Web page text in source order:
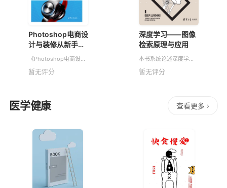
Photoshop电商设
计与装修从新手到
高手
《Photoshop电商设计
是一本系统讲解
暂无评分
深度学习——图像
检索原理与应用
本书系统论述深度学习
用。全书共分为两篇:第
暂无评分
医学健康 查看更多 ›